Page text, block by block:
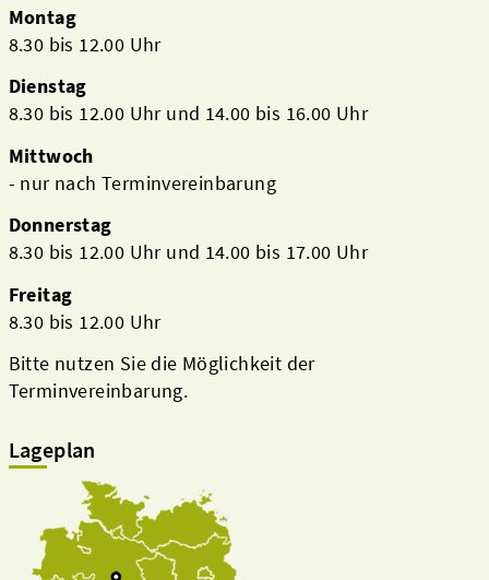
Montag
8.30 bis 12.00 Uhr
Dienstag
8.30 bis 12.00 Uhr und 14.00 bis 16.00 Uhr
Mittwoch
- nur nach Terminvereinbarung
Donnerstag
8.30 bis 12.00 Uhr und 14.00 bis 17.00 Uhr
Freitag
8.30 bis 12.00 Uhr
Bitte nutzen Sie die Möglichkeit der
Terminvereinbarung.
Lageplan